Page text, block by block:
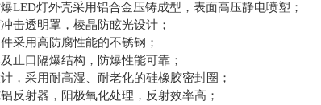
LED灯外壳采用铝合金压铸成型，表面高压静电喷塑；
击透明罩，棱晶防眩光设计；
采用高防腐性能的不锈钢；
止口隔爆结构，防爆性能可靠；
，采用耐高湿、耐老化的硅橡胶密封圈；
反射器，阳极氧化处理，反射效率高；